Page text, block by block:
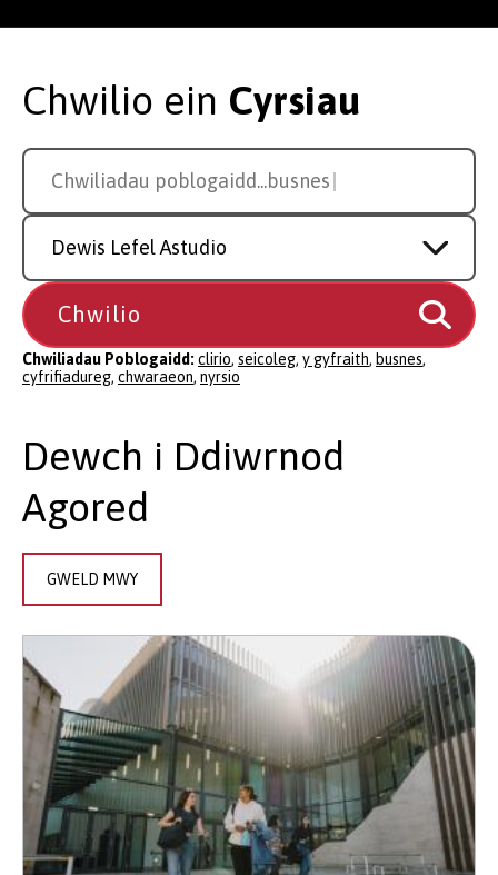
Chwilio ein Cyrsiau
Search
a
course
Chwiliadau poblogaidd...cyfrif
Study
Level
Chwiliadau Poblogaidd: clirio, seicoleg, y gyfraith, busnes,
cyfrifiadureg, chwaraeon, nyrsio
Dewch i Ddiwrnod
Agored
GWELD MWY